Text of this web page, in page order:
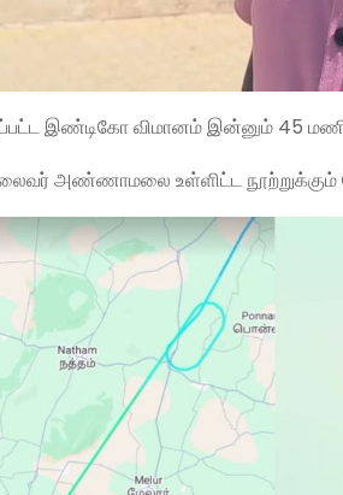
இண்டிகோ விமானம் இன்னும் 45
அண்ணாமலை உள்ளிட்ட